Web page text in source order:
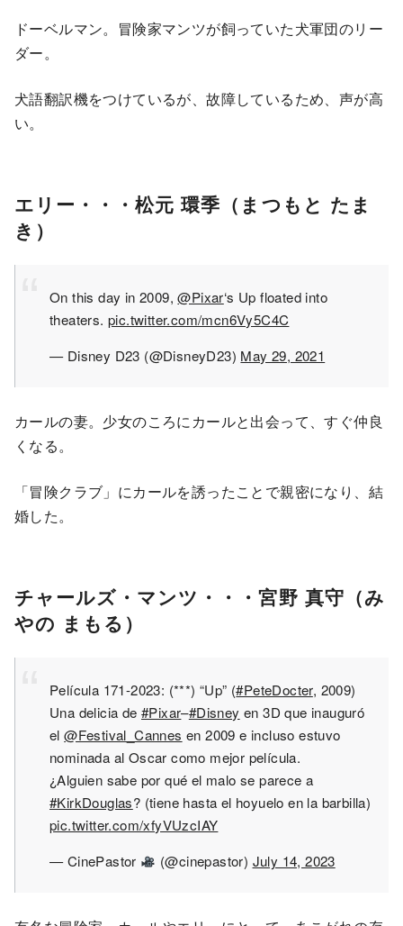
ドーベルマン。冒険家マンツが飼っていた犬軍団のリー
ダー。
犬語翻訳機をつけているが、故障しているため、声が高
い。
エリー・・・松元 環季（まつもと たま
き）
On this day in 2009,@Pixar‘s Up floated into
theaters.pic.twitter.com/mcn6Vy5C4C
— Disney D23 (@DisneyD23) May 29, 2021
カールの妻。少女のころにカールと出会って、すぐ仲良
くなる。
「冒険クラブ」にカールを誘ったことで親密になり、結
婚した。
チャールズ・マンツ・・・宮野 真守（み
やの まもる）
Película 171-2023: (***) “Up” (#PeteDocter, 2009)
Una delicia de#Pixar–#Disney en 3D que inauguró
el@Festival_Cannes en 2009 e incluso estuvo
nominada al Oscar como mejor película.
¿Alguien sabe por qué el malo se parece a
#KirkDouglas? (tiene hasta el hoyuelo en la barbilla)
pic.twitter.com/xfyVUzcIAY
— CinePastor
(@cinepastor) July 14, 2023